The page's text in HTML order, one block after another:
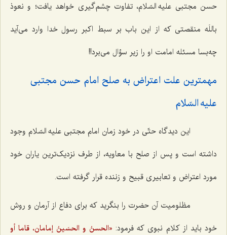
حسن مجتبی علیه السّلام، تفاوت چشم‌گیری خواهد یافت؛ و نعوذ
باللَه منقصتی که از این باب بر سبط اکبر رسول خدا وارد می‌آید
چه‌بسا مسئله امامت او را زیر سؤال می‌برد!!
مهمترین علت اعتراض به صلح امام حسن مجتبی
علیه السّلام‌
این دیدگاه حتّی در خود زمان امام مجتبی علیه السّلام وجود
داشته است و پس از صلح با معاویه، از طرف نزدیک‌ترین یاران خود
مورد اعتراض و تعابیری قبیح و زننده قرار گرفته است.
مظلومیت آن حضرت را بنگرید که برای دفاع از آرمان و روش
خود باید از کلام نبوی که فرمود: «الحسنُ و الحسَینُ إمامان، قاما أو